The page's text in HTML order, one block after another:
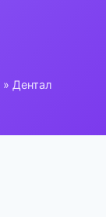
» Дентал